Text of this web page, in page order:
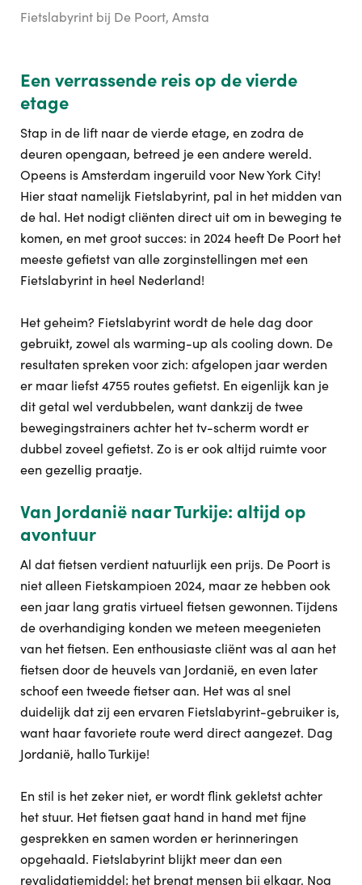
Fietslabyrint bij De Poort, Amsta
Een verrassende reis op de vierde
etage
Stap in de lift naar de vierde etage, en zodra de
deuren opengaan, betreed je een andere wereld.
Opeens is Amsterdam ingeruild voor New York City!
Hier staat namelijk Fietslabyrint, pal in het midden van
de hal. Het nodigt cliënten direct uit om in beweging te
komen, en met groot succes: in 2024 heeft De Poort het
meeste gefietst van alle zorginstellingen met een
Fietslabyrint in heel Nederland!
Het geheim? Fietslabyrint wordt de hele dag door
gebruikt, zowel als warming-up als cooling down. De
resultaten spreken voor zich: afgelopen jaar werden
er maar liefst 4755 routes gefietst. En eigenlijk kan je
dit getal wel verdubbelen, want dankzij de twee
bewegingstrainers achter het tv-scherm wordt er
dubbel zoveel gefietst. Zo is er ook altijd ruimte voor
een gezellig praatje.
Van Jordanië naar Turkije: altijd op
avontuur
Al dat fietsen verdient natuurlijk een prijs. De Poort is
niet alleen Fietskampioen 2024, maar ze hebben ook
een jaar lang gratis virtueel fietsen gewonnen. Tijdens
de overhandiging konden we meteen meegenieten
van het fietsen. Een enthousiaste cliënt was al aan het
fietsen door de heuvels van Jordanië, en even later
schoof een tweede fietser aan. Het was al snel
duidelijk dat zij een ervaren Fietslabyrint-gebruiker is,
want haar favoriete route werd direct aangezet. Dag
Jordanië, hallo Turkije!
En stil is het zeker niet, er wordt flink gekletst achter
het stuur. Het fietsen gaat hand in hand met fijne
gesprekken en samen worden er herinneringen
opgehaald. Fietslabyrint blijkt meer dan een
revalidatiemiddel; het brengt mensen bij elkaar. Nog